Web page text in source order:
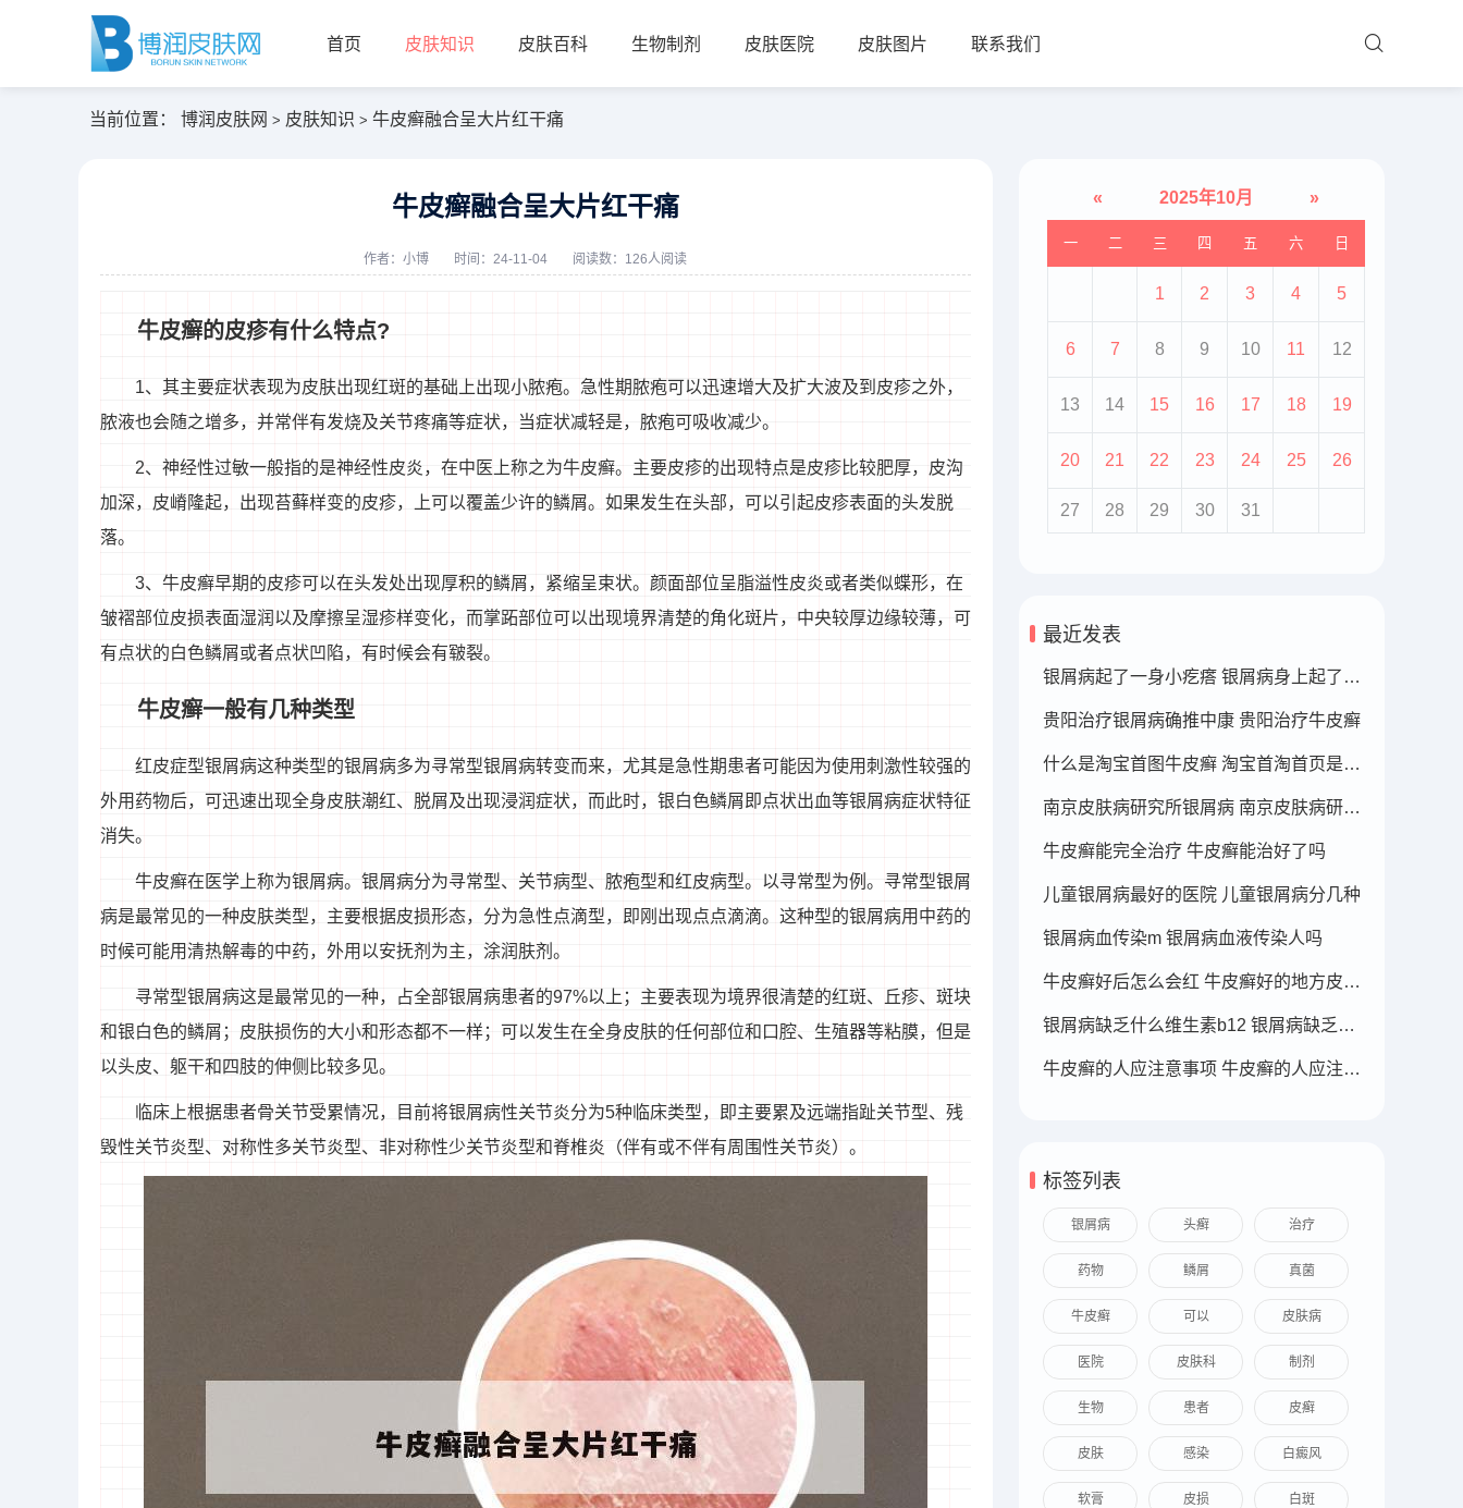
首页 皮肤知识 皮肤百科 生物制剂 皮肤医院 皮肤图片 联系我们
当前位置： 博润皮肤网 > 皮肤知识 > 牛皮癣融合呈大片红干痛
牛皮癣融合呈大片红干痛
作者： 小博 时间：24-11-04 阅读数：126人阅读
牛皮癣的皮疹有什么特点?
1、其主要症状表现为皮肤出现红斑的基础上出现小脓疱。急性期脓疱可以迅速增大及扩大波及到皮疹之外，
脓液也会随之增多，并常伴有发烧及关节疼痛等症状，当症状减轻是，脓疱可吸收减少。
2、神经性过敏一般指的是神经性皮炎，在中医上称之为牛皮癣。主要皮疹的出现特点是皮疹比较肥厚，皮沟
加深，皮嵴隆起，出现苔藓样变的皮疹，上可以覆盖少许的鳞屑。如果发生在头部，可以引起皮疹表面的头发脱
落。
3、牛皮癣早期的皮疹可以在头发处出现厚积的鳞屑，紧缩呈束状。颜面部位呈脂溢性皮炎或者类似蝶形，在
皱褶部位皮损表面湿润以及摩擦呈湿疹样变化，而掌跖部位可以出现境界清楚的角化斑片，中央较厚边缘较薄，可
有点状的白色鳞屑或者点状凹陷，有时候会有皲裂。
牛皮癣一般有几种类型
红皮症型银屑病这种类型的银屑病多为寻常型银屑病转变而来，尤其是急性期患者可能因为使用刺激性较强的
外用药物后，可迅速出现全身皮肤潮红、脱屑及出现浸润症状，而此时，银白色鳞屑即点状出血等银屑病症状特征
消失。
牛皮癣在医学上称为银屑病。银屑病分为寻常型、关节病型、脓疱型和红皮病型。以寻常型为例。寻常型银屑
病是最常见的一种皮肤类型，主要根据皮损形态，分为急性点滴型，即刚出现点点滴滴。这种型的银屑病用中药的
时候可能用清热解毒的中药，外用以安抚剂为主，涂润肤剂。
寻常型银屑病这是最常见的一种，占全部银屑病患者的97%以上；主要表现为境界很清楚的红斑、丘疹、斑块
和银白色的鳞屑；皮肤损伤的大小和形态都不一样；可以发生在全身皮肤的任何部位和口腔、生殖器等粘膜，但是
以头皮、躯干和四肢的伸侧比较多见。
临床上根据患者骨关节受累情况，目前将银屑病性关节炎分为5种临床类型，即主要累及远端指趾关节型、残
毁性关节炎型、对称性多关节炎型、非对称性少关节炎型和脊椎炎（伴有或不伴有周围性关节炎）。
« 2025年10月 »
一 二 三 四 五 六 日
1 2 3 4 5
6 7 8 9 10 11 12
13 14 15 16 17 18 19
20 21 22 23 24 25 26
27 28 29 30 31
最近发表
银屑病起了一身小疙瘩 银屑病身上起了好多疙瘩
贵阳治疗银屑病确推中康 贵阳治疗牛皮癣
什么是淘宝首图牛皮癣 淘宝首淘首页是什么
南京皮肤病研究所银屑病 南京皮肤病研究所看银屑病哪个医生厉害
牛皮癣能完全治疗 牛皮癣能治好了吗
儿童银屑病最好的医院 儿童银屑病分几种
银屑病血传染m 银屑病血液传染人吗
牛皮癣好后怎么会红 牛皮癣好的地方皮肤变红
银屑病缺乏什么维生素b12 银屑病缺乏什么维生素b12可以补充
牛皮癣的人应注意事项 牛皮癣的人应注意事项
标签列表
银屑病 头癣 治疗
药物 鳞屑 真菌
牛皮癣 可以 皮肤病
医院 皮肤科 制剂
生物 患者 皮癣
皮肤 感染 白癜风
软膏 皮损 白斑